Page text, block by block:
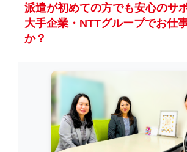
派遣が初めての方でも安心のサ
大手企業・NTTグループでお仕
か？